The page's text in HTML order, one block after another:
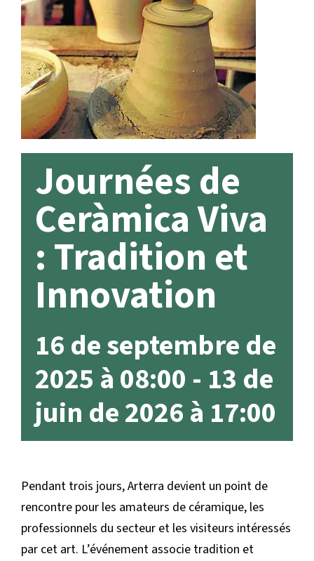
Journées de
Ceràmica Viva
: Tradition et
Innovation
16 de septembre de
2025 à 08:00 - 13 de
juin de 2026 à 17:00
Pendant trois jours, Arterra devient un point de
rencontre pour les amateurs de céramique, les
professionnels du secteur et les visiteurs intéressés
par cet art. L’événement associe tradition et